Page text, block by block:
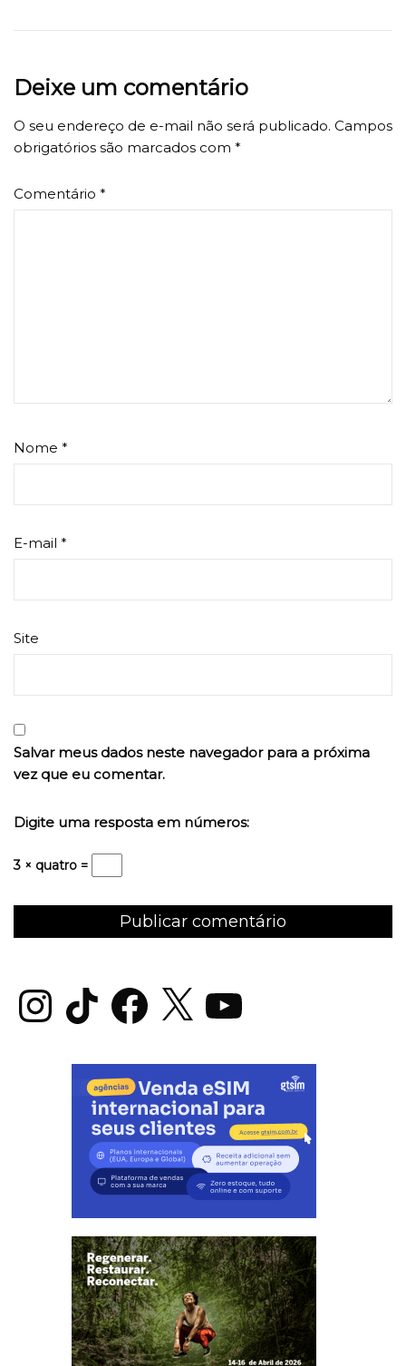
Deixe um comentário
O seu endereço de e-mail não será publicado. Campos
obrigatórios são marcados com *
Comentário *
Nome *
E-mail *
Site
Salvar meus dados neste navegador para a próxima
vez que eu comentar.
Digite uma resposta em números:
3 × quatro =
InstagramTikTok Facebook
X YouTube